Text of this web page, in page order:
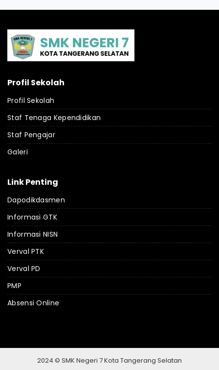
Profil Sekolah
Profil Sekolah
Staf Tenaga Kependidikan
Staf Pengajar
Galeri
Link Penting
Dapodikdasmen
Informasi GTK
Informasi NISN
Verval PTK
Verval PD
PMP
Absensi Online
2024 © SMK Negeri 7 Kota Tangerang Selatan